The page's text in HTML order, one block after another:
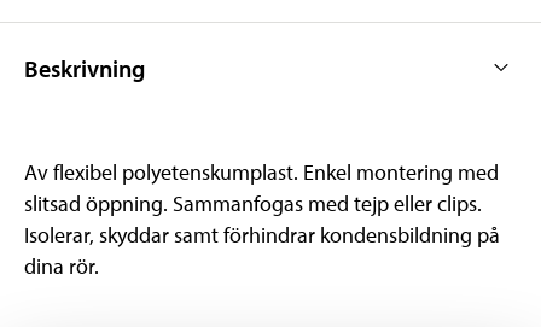
Beskrivning
Av flexibel polyetenskumplast. Enkel montering med
slitsad öppning. Sammanfogas med tejp eller clips.
Isolerar, skyddar samt förhindrar kondensbildning på
dina rör.